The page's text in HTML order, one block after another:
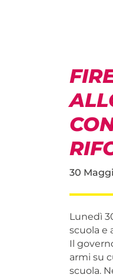
30
Lunedì
scuola e
Il
armi su
scuola.